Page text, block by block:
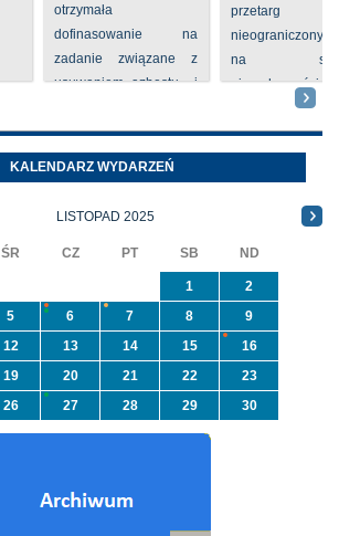
otrzymała
dofinasowanie na
zadanie związane z
usuwaniem azbestu i
azbest w ramach
programu
priorytetowego
przetarg
nieograniczony
na
nieruchomości nr
Oleszycach
Orzeszkowej.
informacji ...
KALENDARZ WYDARZEŃ
LISTOPAD 2025
ŚR CZ PT SB ND
1
2
5 6 7 8
9
12 13 14 15
16
19 20 21 22
23
26 27 28 29 30